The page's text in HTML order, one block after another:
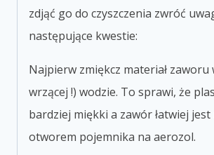
zdjąć go do czyszczenia zwróć
następujące kwestie:
Najpierw zmiękcz materiał zaworu
wrzącej !) wodzie. To sprawi, że
bardziej miękki a zawór łatwiej jest
otworem pojemnika na aerozol.